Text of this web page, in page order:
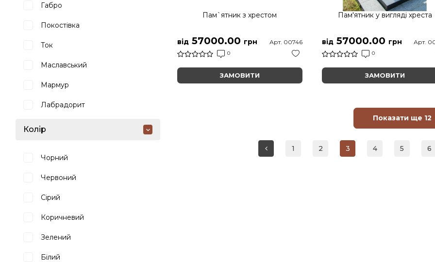
Габро
Покостівка
Ток
Маславський
Мармур
Лабрадорит
Колір
Чорний
Червоний
Сірий
Коричневий
Зелений
Білий
Пам`ятник з хрестом
від57000.00 грн
0
Арт. 00746
ЗАМОВИТИ
Пам'ятник у вигляді хреста
від 57000.00 грн
0
Арт.
ЗАМОВИТИ
Показати ще 12
1 2 3 4 5 6